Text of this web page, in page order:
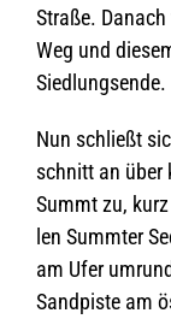
Straße.
Weg und
Siedlungsende.
Nun schließt
schnitt an über
Summt zu,
len Summ­ter
am Ufer
Sand­piste am